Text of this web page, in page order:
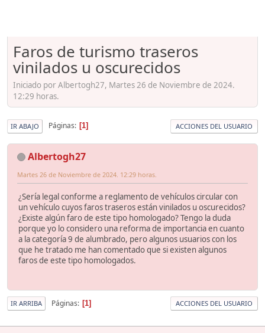
Faros de turismo traseros
vinilados u oscurecidos
Iniciado por Albertogh27, Martes 26 de Noviembre de 2024.
12:29 horas.
IR ABAJO Páginas 1 ACCIONES DEL USUARIO
Albertogh27
Martes 26 de Noviembre de 2024. 12:29 horas.
¿Sería legal conforme a reglamento de vehículos circular con
un vehículo cuyos faros traseros están vinilados u oscurecidos?
¿Existe algún faro de este tipo homologado? Tengo la duda
porque yo lo considero una reforma de importancia en cuanto
a la categoría 9 de alumbrado, pero algunos usuarios con los
que he tratado me han comentado que si existen algunos
faros de este tipo homologados.
IR ARRIBA Páginas 1 ACCIONES DEL USUARIO